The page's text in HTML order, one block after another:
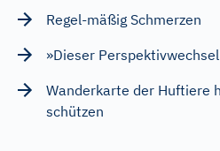
Regel-mäßig Schmerzen
»Dieser
Wanderkarte der Huftiere
schützen